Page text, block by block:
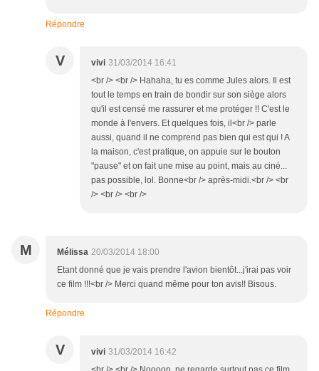
Répondre
V vivi 31/03/2014 16:41
<br /> <br /> Hahaha, tu es comme Jules alors. Il est
tout le temps en train de bondir sur son siège alors
qu'il est censé me rassurer et me protéger !! C'est le
monde à l'envers. Et quelques fois, il<br /> parle
aussi, quand il ne comprend pas bien qui est qui ! A
la maison, c'est pratique, on appuie sur le bouton
"pause" et on fait une mise au point, mais au ciné...
pas possible, lol. Bonne<br /> après-midi.<br /> <br
/> <br /> <br />
M Mélissa 20/03/2014 18:00
Etant donné que je vais prendre l'avion bientôt...j'irai pas voir
ce film !!!<br /> Merci quand même pour ton avis!! Bisous.
Répondre
V vivi 31/03/2014 16:42